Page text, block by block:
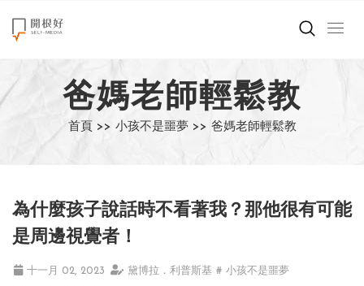
來點正能量
世界在想什麼
創造美好生活
職場商業經濟
影片專區
爸媽老師輕鬆教
首頁 >> 小孩不是噩夢 >> 爸媽老師輕鬆教
為什麼孩子說話時不看著我？那他很有可能
是周邊視覺者！
十一月 02, 2023 黛博拉．利普斯基 # 小孩不是噩夢